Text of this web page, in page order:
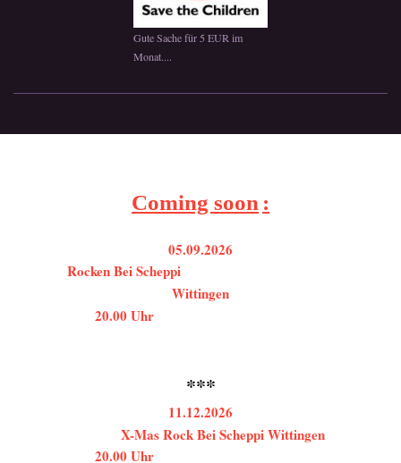
Gute Sache für 5 EUR im
Monat....
Coming soon :
05.09.2026
Rocken Bei Scheppi
Wittingen
20.00 Uhr
***
11.12.2026
X-Mas Rock Bei Scheppi Wittingen
20.00 Uhr